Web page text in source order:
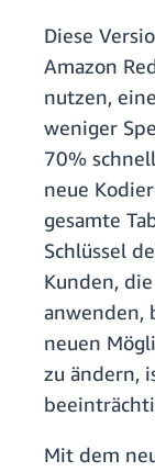
Diese
Amazon
nutzen,
weniger
70%
neue
gesamte
Schlüssel
Kunden,
anwenden,
neuen
zu ändern,
Mit dem